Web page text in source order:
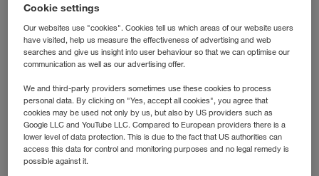
mai 2021
Sprachenabende
Wir sprechen in der WALTER GROUP über 35 Sprachen.
Über 300 Kolleg*innen besuchen aktuell einen
unternehmensinternen Sprachkurs. Man merkt,Sprachen
spielen bei uns eine wichtige Rolle.Warum? Weil wir
mit unseren Kunden, Händler- und Transportpartner in
Cookie settings
Our websites use "cookies". Cookies tell us which areas of our website users
have visited, help us measure the effectiveness of advertising and web
searches and give us insight into user behaviour so that we can optimise our
communication as well as our advertising offer.
We and third-party providers sometimes use these cookies to process
personal data. By clicking on "Yes, accept all cookies", you agree that
cookies may be used not only by us, but also by US providers such as
Google LLC and YouTube LLC. Compared to European providers there is a
lower level of data protection. This is due to the fact that US authorities can
access this data for control and monitoring purposes and no legal remedy is
possible against it.